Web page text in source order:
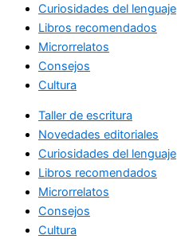
Curiosidades del lenguaje
Libros recomendados
Microrrelatos
Consejos
Cultura
Taller de escritura
Novedades editoriales
Curiosidades del lenguaje
Libros recomendados
Microrrelatos
Consejos
Cultura